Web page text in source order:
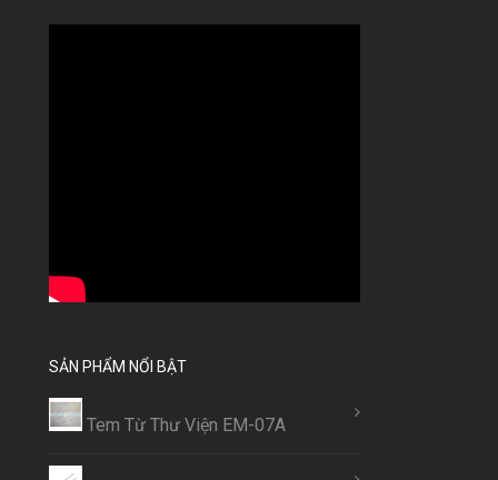
SẢN PHẨM NỔI BẬT
Tem Từ Thư Viện EM-07A